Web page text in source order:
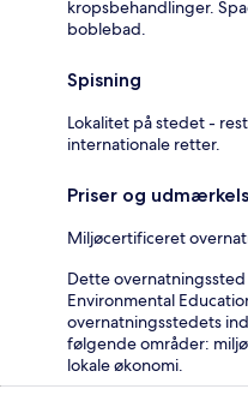
kropsbehandlinger.
boblebad.
Spisning
Lokalitet på stedet -
internationale retter.
Priser og
Miljøcertificeret
Dette
Environmental
overnatningsstedets
følgende områder:
lokale økonomi.